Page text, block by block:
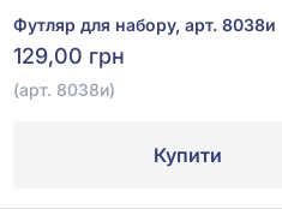
Футляр для набору, арт. 8038и
129,00 грн
(арт. 8038и)
Купити